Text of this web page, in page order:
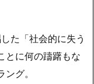
た「社会的に失う
とに何の躊躇もな
グ。